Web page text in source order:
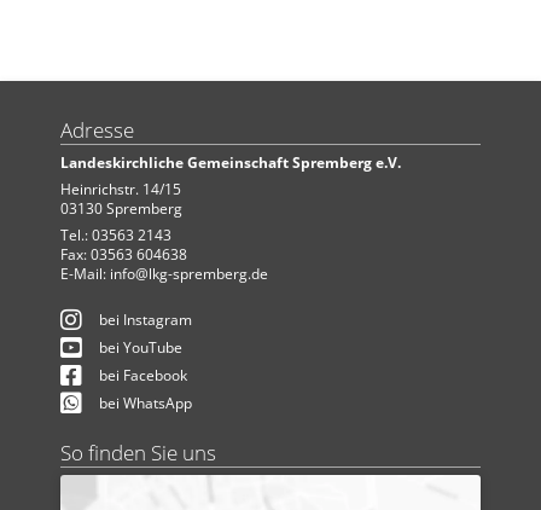
Adresse
Landeskirchliche Gemeinschaft Spremberg e.V.
Heinrichstr. 14/15
03130 Spremberg
Tel.: 03563 2143
Fax: 03563 604638
E-Mail: info@lkg-spremberg.de
bei Instagram
bei YouTube
bei Facebook
bei WhatsApp
So finden Sie uns